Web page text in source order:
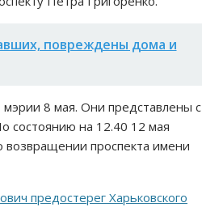
повреждены дома и
8 мая. Они представлены с
состоянию на 12.40 12 мая
возвращении проспекта имени
предостерег Харьковского